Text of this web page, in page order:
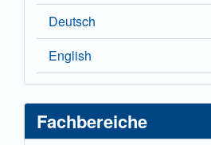
Deutsch
English
Fachbereiche